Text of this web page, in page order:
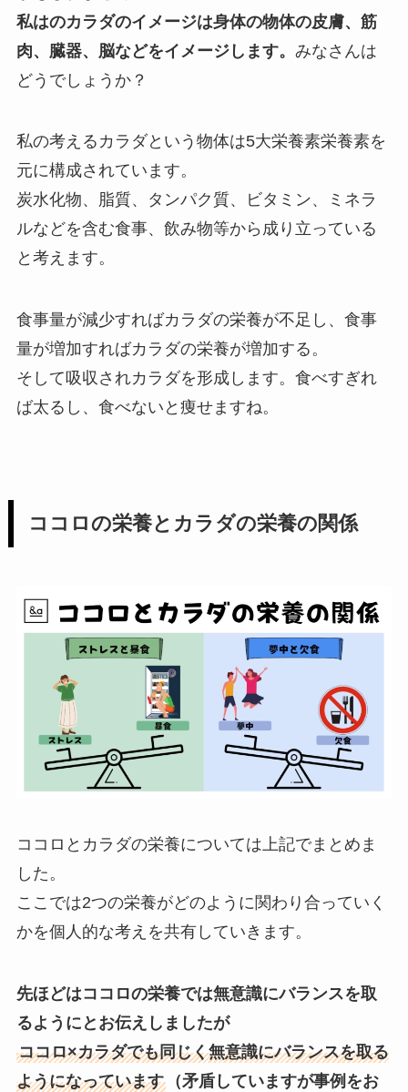
私はのカラダのイメージは身体の物体の皮膚、筋
肉、臓器、脳などをイメージします。 みなさんは
どうでしょうか？
私の考えるカラダという物体は5大栄養素栄養素を
元に構成されています。
炭水化物、脂質、タンパク質、ビタミン、ミネラ
ルなどを含む食事、飲み物等から成り立っている
と考えます。
食事量が減少すればカラダの栄養が不足し、食事
量が増加すればカラダの栄養が増加する。
そして吸収されカラダを形成します。食べすぎれ
ば太るし、食べないと痩せますね。
ココロの栄養とカラダの栄養の関係
ココロとカラダの栄養については上記でまとめま
した。
ここでは2つの栄養がどのように関わり合っていく
かを個人的な考えを共有していきます。
先ほどはココロの栄養では無意識にバランスを取
るようにとお伝えしましたが
ココロ×カラダでも同じく無意識にバランスを取る
ようになっています（矛盾していますが事例をお